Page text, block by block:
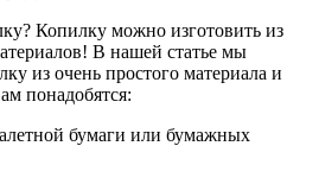
Копилку можно изготовить из
В нашей статье мы
из очень простого материала и
понадобятся:
бумаги или бумажных